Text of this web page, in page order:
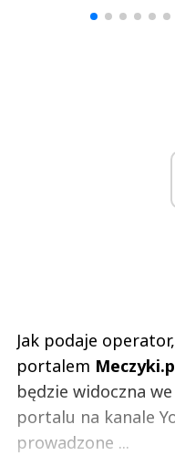
Jak podaje
portalem
będzie widoczna
portalu na kanale
prowadzone ...